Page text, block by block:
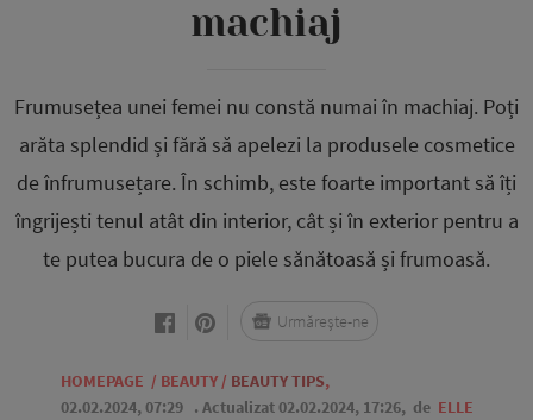
machiaj
Frumusețea unei femei nu constă numai în machiaj. Poți
arăta splendid și fără să apelezi la produsele cosmetice
de înfrumusețare. În schimb, este foarte important să îți
îngrijești tenul atât din interior, cât și în exterior pentru a
te putea bucura de o piele sănătoasă și frumoasă.
HOMEPAGE / BEAUTY/ BEAUTY TIPS,
02.02.2024, 07:29 . Actualizat 02.02.2024, 17:26, de ELLE
Urmărește-ne